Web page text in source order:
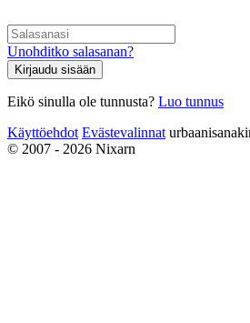
Unohditko salasanan?
Kirjaudu sisään
Eikö sinulla ole tunnusta? Luo tunnus
Käyttöehdot Evästevalinnat
© 2007 - 2026 Nixarn